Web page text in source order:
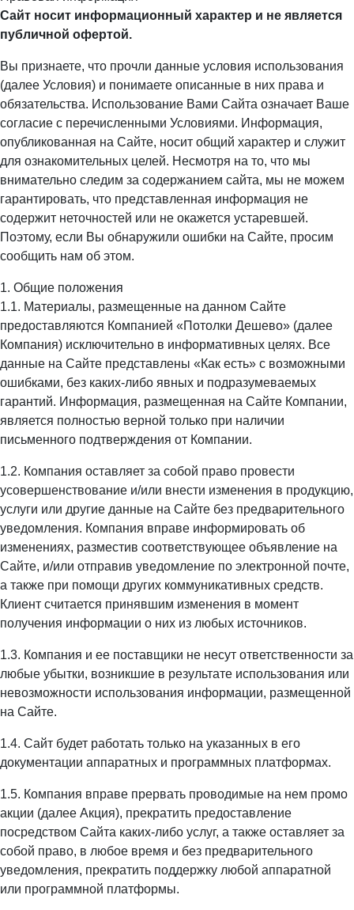
Сайт носит информационный характер и не является
публичной офертой.
Вы признаете, что прочли данные условия использования
(далее Условия) и понимаете описанные в них права и
обязательства. Использование Вами Сайта означает Ваше
согласие с перечисленными Условиями. Информация,
опубликованная на Сайте, носит общий характер и служит
для ознакомительных целей. Несмотря на то, что мы
внимательно следим за содержанием сайта, мы не можем
гарантировать, что представленная информация не
содержит неточностей или не окажется устаревшей.
Поэтому, если Вы обнаружили ошибки на Сайте, просим
сообщить нам об этом.
1. Общие положения
1.1. Материалы, размещенные на данном Сайте
предоставляются Компанией «Потолки Дешево» (далее
Компания) исключительно в информативных целях. Все
данные на Сайте представлены «Как есть» с возможными
ошибками, без каких-либо явных и подразумеваемых
гарантий. Информация, размещенная на Сайте Компании,
является полностью верной только при наличии
письменного подтверждения от Компании.
1.2. Компания оставляет за собой право провести
усовершенствование и/или внести изменения в продукцию,
услуги или другие данные на Сайте без предварительного
уведомления. Компания вправе информировать об
изменениях, разместив соответствующее объявление на
Сайте, и/или отправив уведомление по электронной почте,
а также при помощи других коммуникативных средств.
Клиент считается принявшим изменения в момент
получения информации о них из любых источников.
1.3. Компания и ее поставщики не несут ответственности за
любые убытки, возникшие в результате использования или
невозможности использования информации, размещенной
на Сайте.
1.4. Сайт будет работать только на указанных в его
документации аппаратных и программных платформах.
1.5. Компания вправе прервать проводимые на нем промо
акции (далее Акция), прекратить предоставление
посредством Сайта каких-либо услуг, а также оставляет за
собой право, в любое время и без предварительного
уведомления, прекратить поддержку любой аппаратной
или программной платформы.